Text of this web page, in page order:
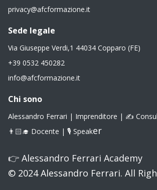
privacy@afcformazione.it
Sede legale
Via Giuseppe Verdi,1 44034 Copparo (FE)
+39 0532 450282
info@afcformazione.it
Chi sono
Alessandro Ferrari | Imprenditore | ✍️
👨🏻‍🎓 Docente | 🎙 Speaker
👉 Alessandro Ferrari Academy
© 2024 Alessandro Ferrari. All